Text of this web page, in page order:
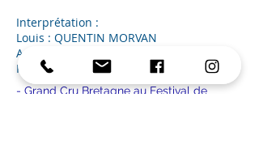
Interprétation :
Louis : QUENTIN MORVAN
Agnès : VALENTINE GITTON
Raphaël : FANCH BLANCHARD
- Grand Cru Bretagne au Festival de